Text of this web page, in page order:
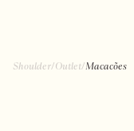
Shoulder/Outlet/Macacões